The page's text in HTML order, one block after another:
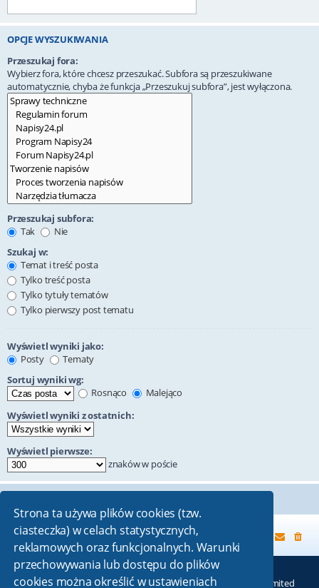
Strona ta używa plików cookies (tzw.
ciasteczka) w celach statystycznych,
reklamowych oraz funkcjonalnych. Warunki
przechowywania lub dostępu do plików
cookies można określić w ustawieniach
OPCJE WYSZUKIWANIA
Przeszukaj fora:
Wybierz fora, które chcesz przeszukać. Subfora są przeszukiwane
automatycznie, chyba że funkcja „Przeszukuj subfora”, jest wyłączona.
Przeszukaj subfora:
Tak
Nie
Szukaj w:
Temat i treść posta
Tylko treść posta
Tylko tytuły tematów
Tylko pierwszy post tematu
Wyświetl wyniki jako:
Posty
Tematy
Sortuj wyniki wg:
Rosnąco
Malejąco
Wyświetl wyniki z ostatnich:
Wyświetl pierwsze:
znaków w poście
Strona główna
Technologię dostarczaphpBB® Forum Software © phpBB Limited